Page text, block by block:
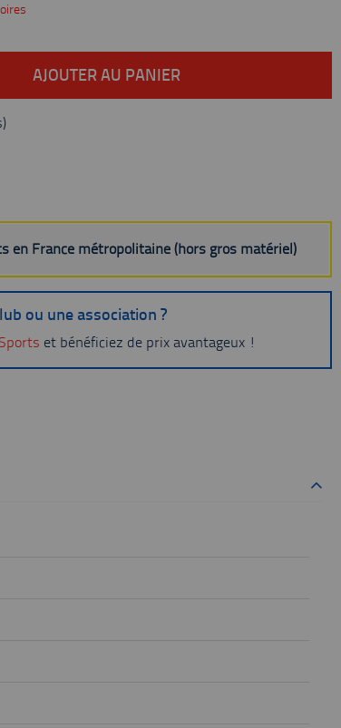
AJOUTER AU PANIER
en France métropolitaine (hors gros matériel)
ou une association ?
et bénéficiez de prix avantageux !